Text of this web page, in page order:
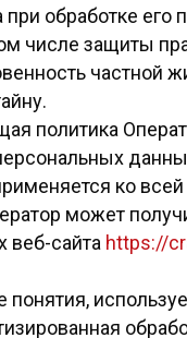
при обработке его
числе защиты
частной
политика
ко
может
веб-сайта https://
понятия,